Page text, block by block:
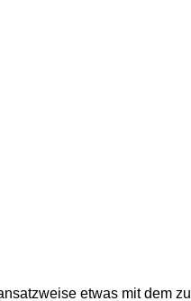
etwas mit dem